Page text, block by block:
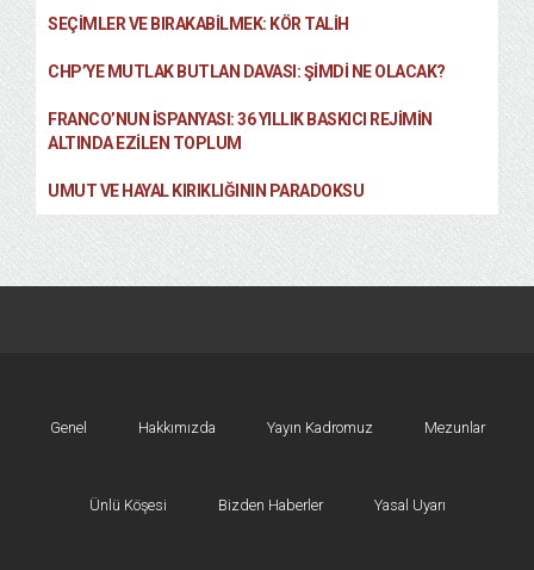
SEÇIMLER VE BIRAKABILMEK: KÖR TALIH
CHP’YE MUTLAK BUTLAN DAVASI: ŞİMDİ NE OLACAK?
FRANCO’NUN İSPANYASI: 36 YILLIK BASKICI REJIMIN
ALTINDA EZILEN TOPLUM
UMUT VE HAYAL KIRIKLIĞININ PARADOKSU
Genel Hakkımızda Yayın Kadromuz Mezunlar
Ünlü Köşesi Bizden Haberler Yasal Uyarı